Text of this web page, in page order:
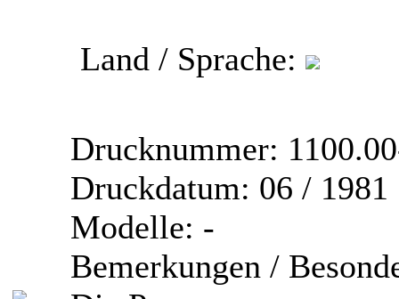
Land / Sprache:
Drucknummer:
Druckdatum: 06 / 1981
Modelle: -
Bemerkungen /